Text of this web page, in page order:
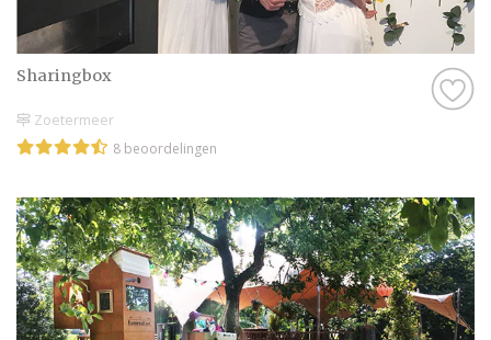
Sharingbox
Zoetermeer
8 beoordelingen